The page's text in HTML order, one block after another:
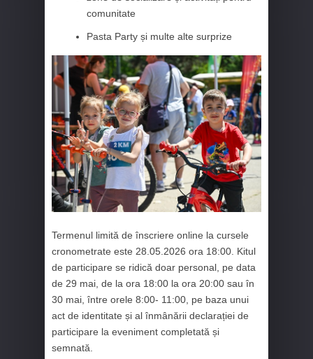
comunitate
Pasta Party și multe alte surprize
Termenul limită de înscriere online la cursele
cronometrate este 28.05.2026 ora 18:00. Kitul
de participare se ridică doar personal, pe data
de 29 mai, de la ora 18:00 la ora 20:00 sau în
30 mai, între orele 8:00- 11:00, pe baza unui
act de identitate și al înmânării declarației de
participare la eveniment completată și
semnată.